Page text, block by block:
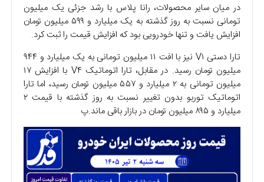
در میان سایر محصولات، رانا پلاس با رشد جزئی یک میلیون
تومانی نسبت به روز گذشته به یک میلیارد و ۵۹۹ میلیون تومان
افزایش یافت و تنها خودرویی بود که افزایش قیمت را ثبت کرد.
تارا دستی V۱ نیز با افت ۱۱ میلیون تومانی به یک میلیارد و ۹۴۴
میلیون تومان رسید. در مقابل، تارا اتوماتیک V۴ با افزایش ۱۷
میلیون تومانی به ۲ میلیارد و ۵۵۷ میلیون تومان رسید، اما تارا
اتوماتیک توربو بدون تغییر نسبت به روز گذشته با قیمت ۲
میلیارد و ۸۹۵ میلیون تومان در بازار باقی ماند.پ